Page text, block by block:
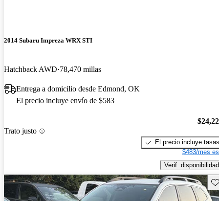
2014 Subaru Impreza WRX STI
Hatchback AWD 78,470 millas
Entrega a domicilio desde Edmond, OK
El precio incluye envío de $583
Trato justo
El precio incluye tasas
$483/mes
Verif. disponibilidad